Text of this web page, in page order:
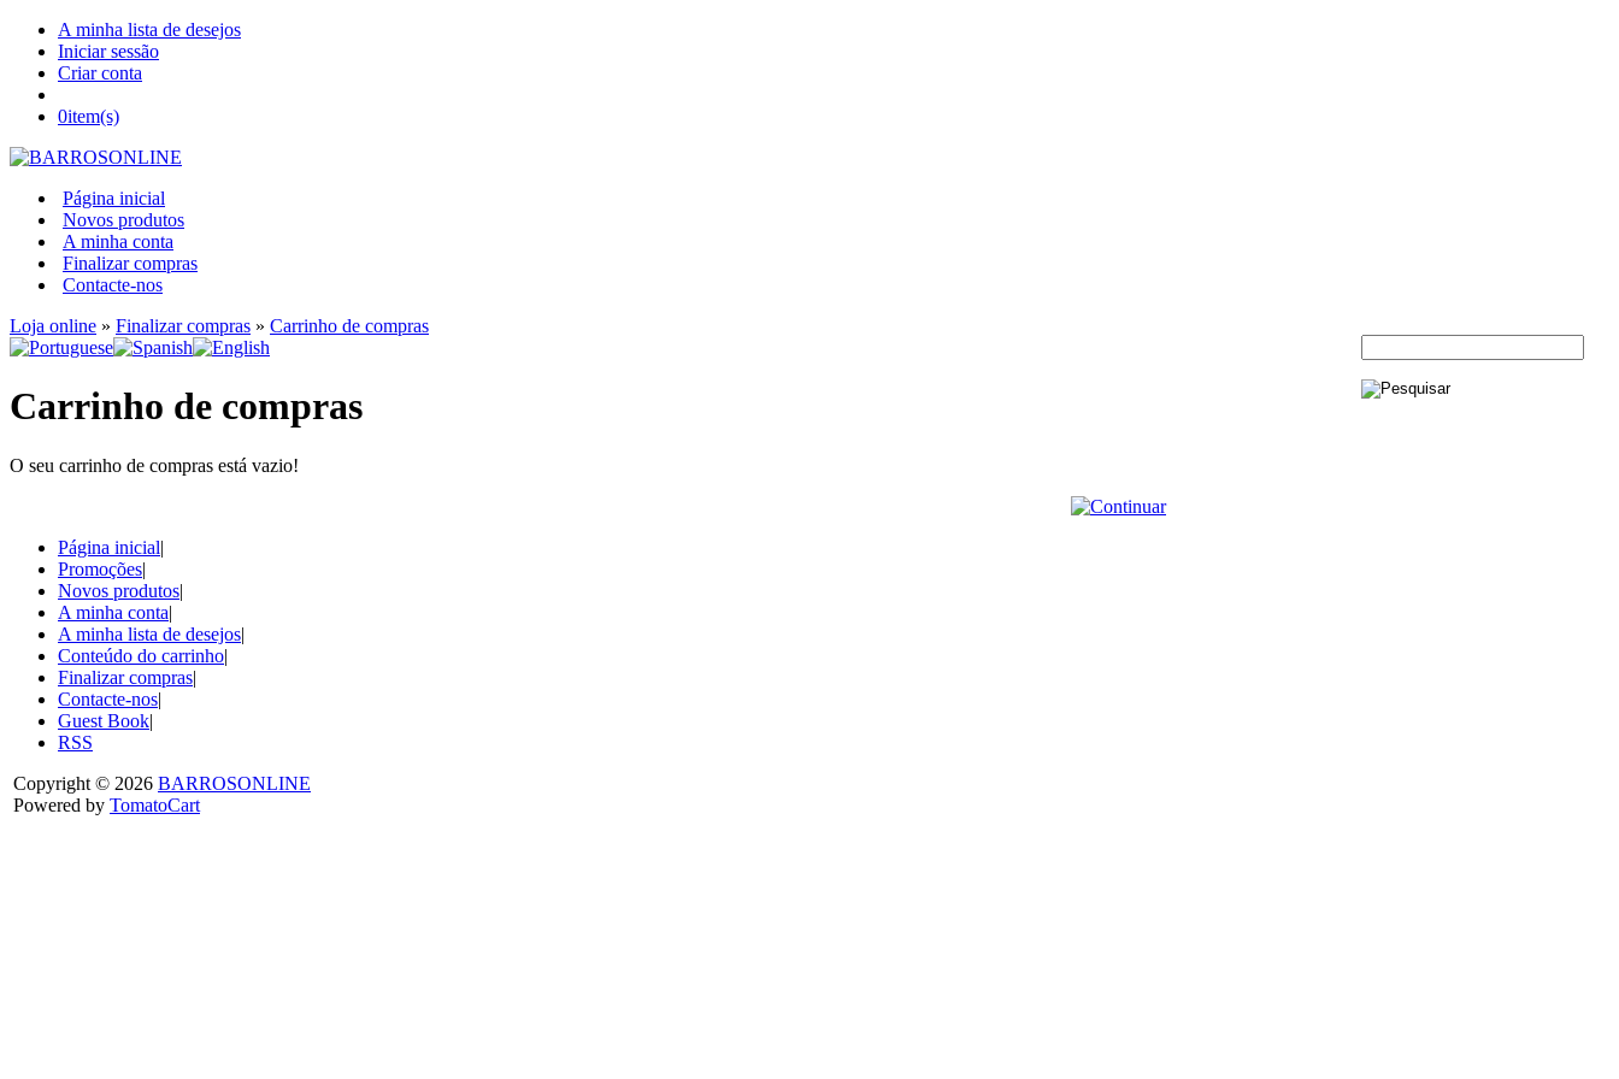
A minha lista de desejos
Iniciar sessão
Criar conta
0item(s)
Página inicial
Novos produtos
A minha conta
Finalizar compras
Contacte-nos
Loja online » Finalizar compras » Carrinho de compras
Carrinho de compras
O seu carrinho de compras está vazio!
Página inicial|
Promoções|
Novos produtos|
A minha conta|
A minha lista de desejos|
Conteúdo do carrinho|
Finalizar compras|
Contacte-nos|
Guest Book|
RSS
Copyright © 2026 BARROSONLINE
Powered by TomatoCart